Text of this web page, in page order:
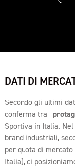
DATI DI
Secondo gli ultimi
conferma tra i
Sportiva in Italia.
brand industriali,
per quota di
Italia), ci